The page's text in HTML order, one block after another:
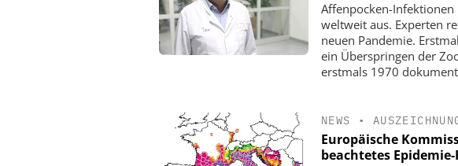
Affenpocken-Infektionen
weltweit aus. Experten
neuen Pandemie.
ein Überspringen der
erstmals 1970
NEWS •
Europäische
beachtetes